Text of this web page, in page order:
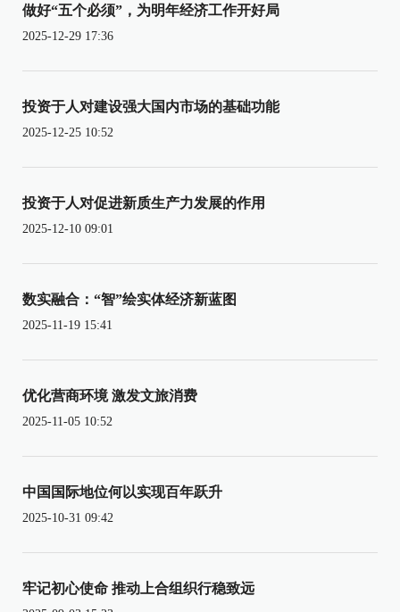
做好“五个必须”，为明年经济工作开好局
2025-12-29 17:36
投资于人对建设强大国内市场的基础功能
2025-12-25 10:52
投资于人对促进新质生产力发展的作用
2025-12-10 09:01
数实融合：“智”绘实体经济新蓝图
2025-11-19 15:41
优化营商环境 激发文旅消费
2025-11-05 10:52
中国国际地位何以实现百年跃升
2025-10-31 09:42
牢记初心使命 推动上合组织行稳致远